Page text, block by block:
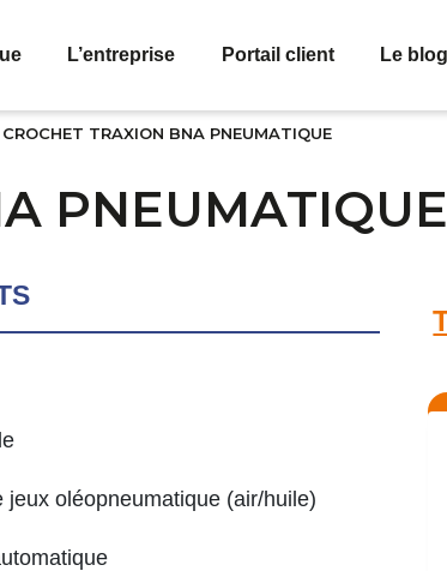
L’entreprise Portail client Le blog
CROCHET TRAXION BNA PNEUMATIQUE
PNEUMATIQUE
jeux oléopneumatique (air/huile)